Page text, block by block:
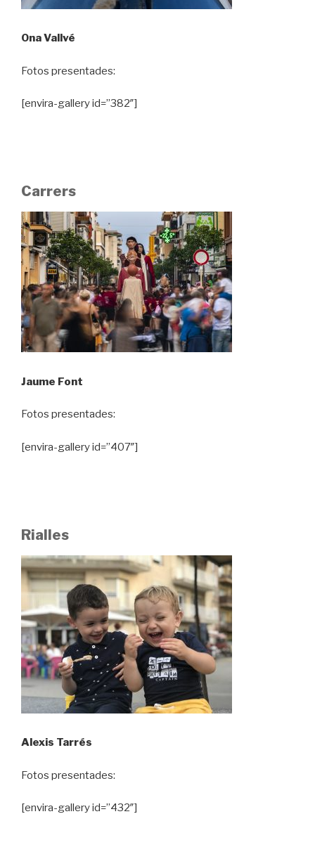
Ona Vallvé
Fotos presentades:
[envira-gallery id=”382″]
Carrers
Jaume Font
Fotos presentades:
[envira-gallery id=”407″]
Rialles
Alexis Tarrés
Fotos presentades:
[envira-gallery id=”432″]